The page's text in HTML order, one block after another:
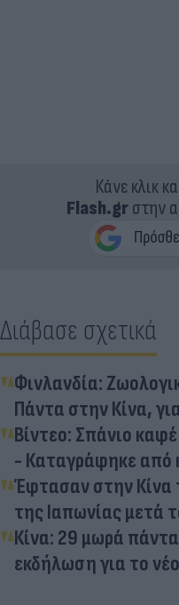
Κάνε κλικ
Flash.grστην
Διάβασε σχετικά
Φινλανδία:
Πάντα στην Κίνα,
Βίντεο: Σπάνιο
- Καταγράφηκε από
Έφτασαν στην Κίνα
της Ιαπωνίας μετά
Κίνα: 29 μωρά
εκδήλωση για το